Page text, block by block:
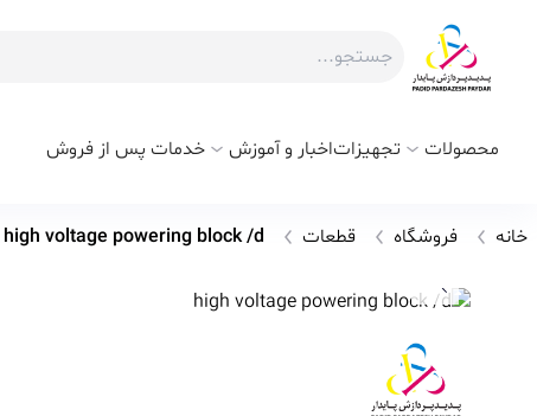
محصولات تجهیزاتاخبار و آموزش خدمات پس از فروش
خانه فروشگاه قطعات high voltage powering block /d